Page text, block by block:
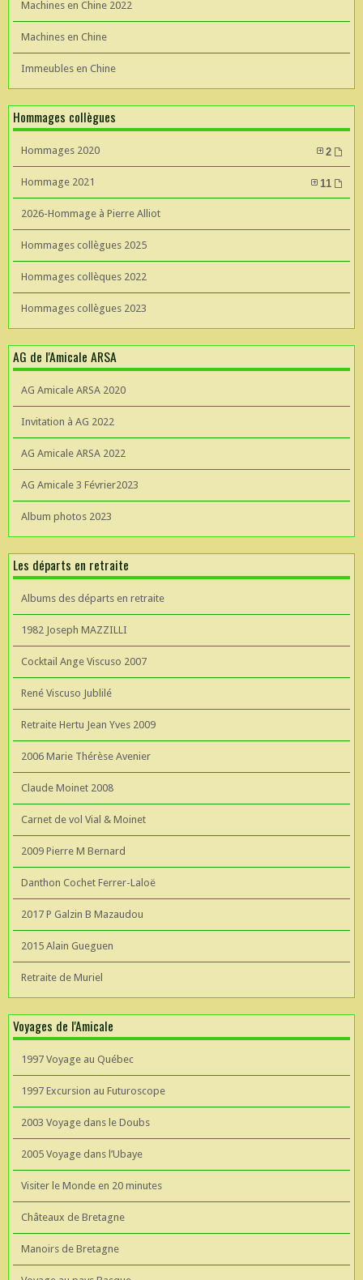
Machines en Chine 2022
Machines en Chine
Immeubles en Chine
Hommages collègues
Hommages 2020 2
Hommage 2021 11
2026-Hommage à Pierre Alliot
Hommages collègues 2025
Hommages collèques 2022
Hommages collègues 2023
AG de l'Amicale ARSA
AG Amicale ARSA 2020
Invitation à AG 2022
AG Amicale ARSA 2022
AG Amicale 3 Février2023
Album photos 2023
Les départs en retraite
Albums des départs en retraite
1982 Joseph MAZZILLI
Cocktail Ange Viscuso 2007
René Viscuso Jublilé
Retraite Hertu Jean Yves 2009
2006 Marie Thérèse Avenier
Claude Moinet 2008
Carnet de vol Vial & Moinet
2009 Pierre M Bernard
Danthon Cochet Ferrer-Laloë
2017 P Galzin B Mazaudou
2015 Alain Gueguen
Retraite de Muriel
Voyages de l'Amicale
1997 Voyage au Québec
1997 Excursion au Futuroscope
2003 Voyage dans le Doubs
2005 Voyage dans l’Ubaye
Visiter le Monde en 20 minutes
Châteaux de Bretagne
Manoirs de Bretagne